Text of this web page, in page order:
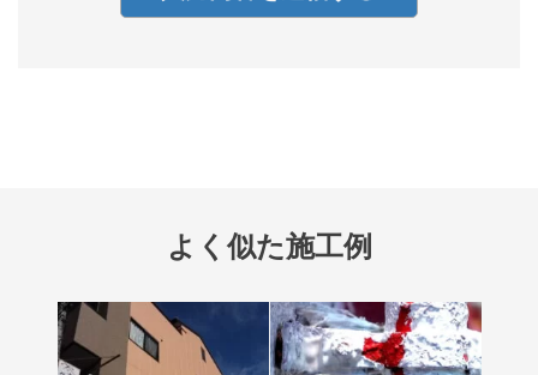
よく似た施工例